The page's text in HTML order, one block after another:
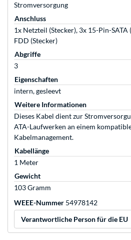
Stromversorgung
Anschluss
1x Netzteil (Stecker), 3x 15-Pin-SATA
FDD (Stecker)
Abgriffe
3
Eigenschaften
intern, gesleevt
Weitere Informationen
Dieses Kabel dient zur
ATA-Laufwerken an einem
Kabelmanagement.
Kabellänge
1 Meter
Gewicht
103 Gramm
WEEE-Nummer 54978142
Verantwortliche Person für die EU